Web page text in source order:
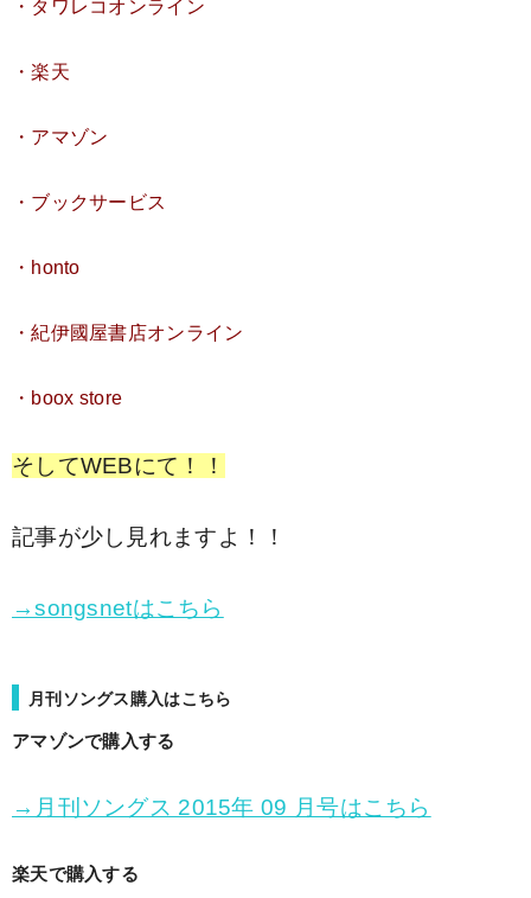
・タワレコオンライン
・楽天
・アマゾン
・ブックサービス
・honto
・紀伊國屋書店オンライン
・boox store
そしてWEBにて！！
記事が少し見れますよ！！
→songsnetはこちら
月刊ソングス購入はこちら
アマゾンで購入する
→月刊ソングス 2015年 09 月号はこちら
楽天で購入する